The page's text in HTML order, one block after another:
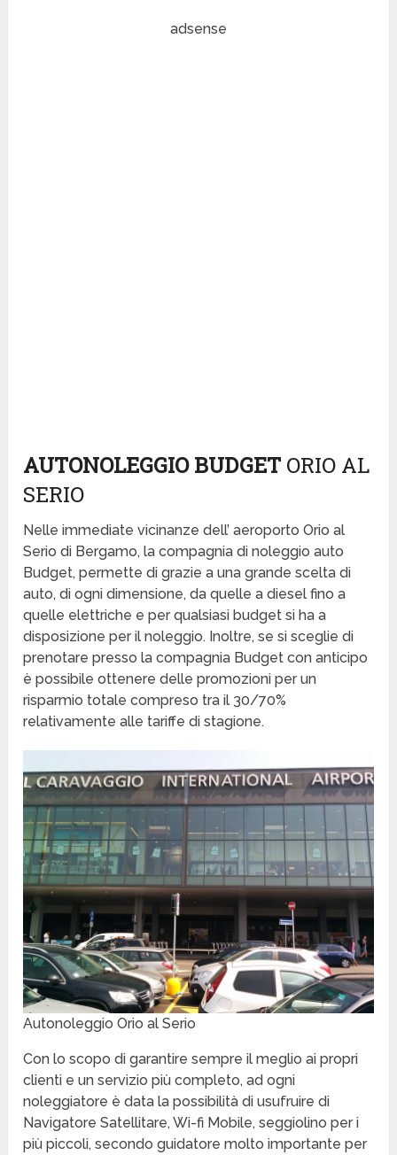
adsense
AUTONOLEGGIO BUDGET ORIO AL
SERIO
Nelle immediate vicinanze dell’ aeroporto Orio al
Serio di Bergamo, la compagnia di noleggio auto
Budget, permette di grazie a una grande scelta di
auto, di ogni dimensione, da quelle a diesel fino a
quelle elettriche e per qualsiasi budget si ha a
disposizione per il noleggio. Inoltre, se si sceglie di
prenotare presso la compagnia Budget con anticipo
è possibile ottenere delle promozioni per un
risparmio totale compreso tra il 30/70%
relativamente alle tariffe di stagione.
Autonoleggio Orio al Serio
Con lo scopo di garantire sempre il meglio ai propri
clienti e un servizio più completo, ad ogni
noleggiatore è data la possibilità di usufruire di
Navigatore Satellitare, Wi-fi Mobile, seggiolino per i
più piccoli, secondo guidatore molto importante per